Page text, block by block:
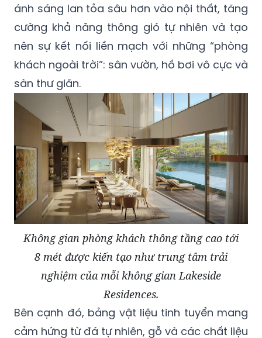
ánh sáng lan tỏa sâu hơn vào nội thất, tăng
cường khả năng thông gió tự nhiên và tạo
nên sự kết nối liền mạch với những “phòng
khách ngoài trời”: sân vườn, hồ bơi vô cực và
sàn thư giãn.
​Không gian phòng khách thông tầng cao tới
8 mét được kiến tạo như trung tâm trải
nghiệm của mỗi không gian Lakeside
Residences.
Bên cạnh đó, bảng vật liệu tinh tuyển mang
cảm hứng từ đá tự nhiên, gỗ và các chất liệu